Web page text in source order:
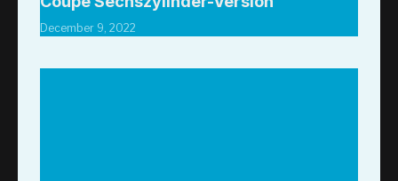
December 9, 2022